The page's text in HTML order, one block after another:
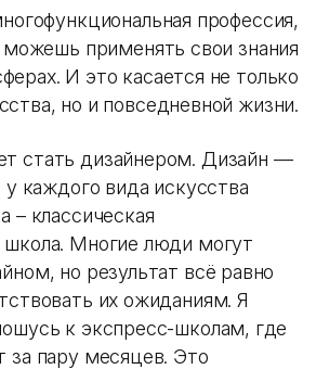
профессия,
применять свои знания
И это касается не только
но и повседневной жизни.
стать дизайнером. Дизайн —
у каждого вида искусства
– классическая
школа. Многие люди могут
но результат всё равно
их ожиданиям. Я
к экспресс-школам, где
за пару месяцев. Это